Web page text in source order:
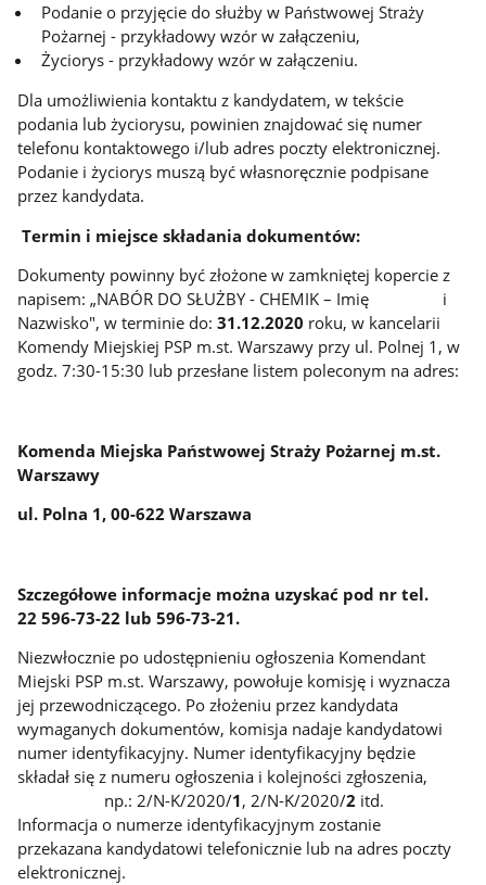
Podanie o przyjęcie do służby w Państwowej Straży
Pożarnej - przykładowy wzór w załączeniu,
Życiorys - przykładowy wzór w załączeniu.
Dla umożliwienia kontaktu z kandydatem, w tekście
podania lub życiorysu, powinien znajdować się numer
telefonu kontaktowego i/lub adres poczty elektronicznej.
Podanie i życiorys muszą być własnoręcznie podpisane
przez kandydata.
Termin i miejsce składania dokumentów:
Dokumenty powinny być złożone w zamkniętej kopercie z
napisem: „NABÓR DO SŁUŻBY - CHEMIK – Imię i
Nazwisko", w terminie do:31.12.2020 roku, w kancelarii
Komendy Miejskiej PSP m.st. Warszawy przy ul. Polnej 1, w
godz. 7:30-15:30 lub przesłane listem poleconym na adres:
Komenda Miejska Państwowej Straży Pożarnej m.st.
Warszawy
ul. Polna 1, 00-622 Warszawa
Szczegółowe informacje można uzyskać pod nr tel.
22 596-73-22 lub 596-73-21.
Niezwłocznie po udostępnieniu ogłoszenia Komendant
Miejski PSP m.st. Warszawy, powołuje komisję i wyznacza
jej przewodniczącego. Po złożeniu przez kandydata
wymaganych dokumentów, komisja nadaje kandydatowi
numer identyfikacyjny. Numer identyfikacyjny będzie
składał się z numeru ogłoszenia i kolejności zgłoszenia,
np.: 2/N-K/2020/1, 2/N-K/2020/2 itd.
Informacja o numerze identyfikacyjnym zostanie
przekazana kandydatowi telefonicznie lub na adres poczty
elektronicznej.